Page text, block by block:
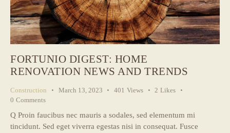
FORTUNIO DIGEST: HOME
RENOVATION NEWS AND TRENDS
Construction March 13, 2023 401 Views 2 Likes
0 Comments
Q Proin faucibus nec mauris a sodales, sed elementum mi
tincidunt. Sed eget viverra egestas nisi in consequat. Fusce